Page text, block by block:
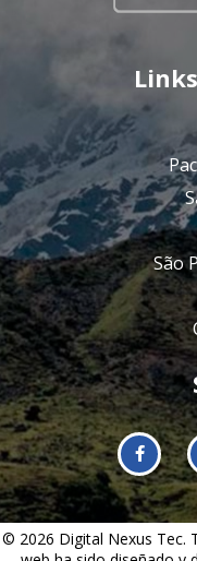
São
© 2026 Digital Nexus Tec.